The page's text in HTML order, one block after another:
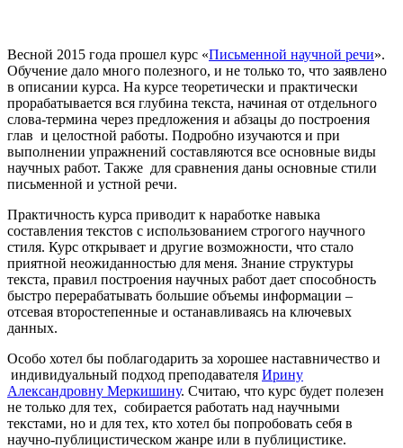
Весной 2015 года прошел курс «Письменной научной речи».
Обучение дало много полезного, и не только то, что заявлено
в описании курса. На курсе теоретически и практически
прорабатывается вся глубина текста, начиная от отдельного
слова-термина через предложения и абзацы до построения
глав и целостной работы. Подробно изучаются и при
выполнении упражнений составляются все основные виды
научных работ. Также для сравнения даны основные стили
письменной и устной речи.
Практичность курса приводит к наработке навыка
составления текстов с использованием строгого научного
стиля. Курс открывает и другие возможности, что стало
приятной неожиданностью для меня. Знание структуры
текста, правил построения научных работ дает способность
быстро перерабатывать большие объемы информации –
отсевая второстепенные и останавливаясь на ключевых
данных.
Особо хотел бы поблагодарить за хорошее наставничество и
индивидуальный подход преподавателя Ирину
Александровну Меркишину. Считаю, что курс будет полезен
не только для тех, собирается работать над научными
текстами, но и для тех, кто хотел бы попробовать себя в
научно-публицистическом жанре или в публицистике.